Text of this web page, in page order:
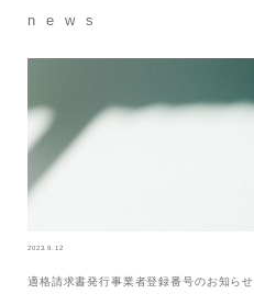
news
2023.9.12
適格請求書発行事業者登録番号のお知らせ